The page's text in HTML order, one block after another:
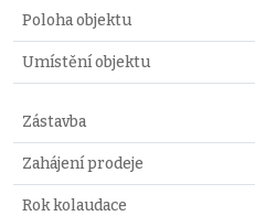
Poloha objektu
Umístění objektu
Zástavba
Zahájení prodeje
Rok kolaudace